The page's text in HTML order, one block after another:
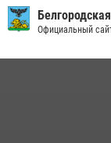
подготовке
22 июля 2026, 14:36
Официальный